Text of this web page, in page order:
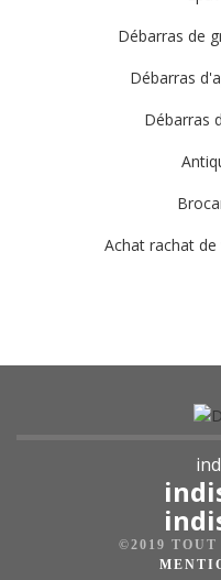
Débarras de
Débarras
Débarras
Achat rachat
©2019